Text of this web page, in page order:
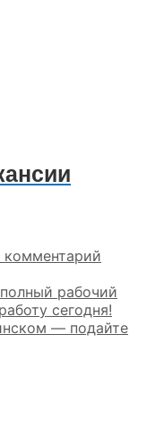
комментарий
рабочий
сегодня!
— подайте